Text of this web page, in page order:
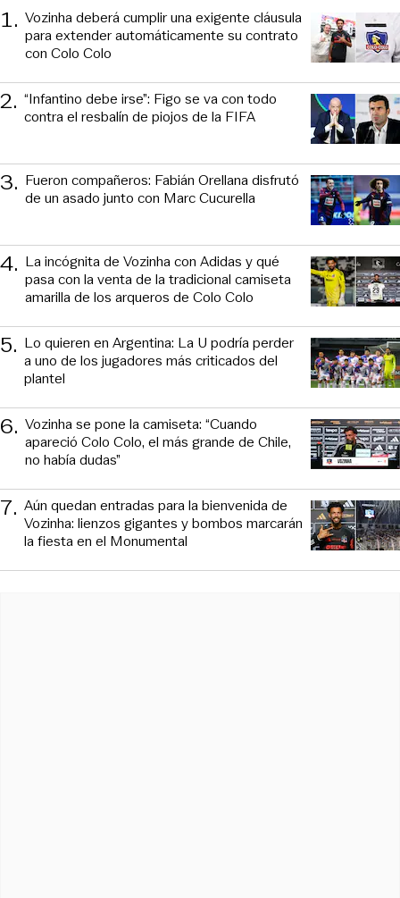
1. Vozinha deberá cumplir una exigente cláusula
para extender automáticamente su contrato
con Colo Colo
2. “Infantino debe irse”: Figo se va con todo
contra el resbalín de piojos de la FIFA
3. Fueron compañeros: Fabián Orellana disfrutó
de un asado junto con Marc Cucurella
4. La incógnita de Vozinha con Adidas y qué
pasa con la venta de la tradicional camiseta
amarilla de los arqueros de Colo Colo
5. Lo quieren en Argentina: La U podría perder
a uno de los jugadores más criticados del
plantel
6. Vozinha se pone la camiseta: “Cuando
apareció Colo Colo, el más grande de Chile,
no había dudas”
7. Aún quedan entradas para la bienvenida de
Vozinha: lienzos gigantes y bombos marcarán
la fiesta en el Monumental